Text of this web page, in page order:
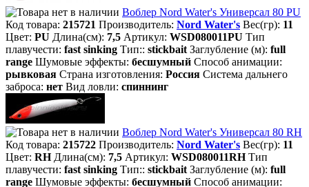
Воблер Nord Water's Универсал 80 PU
Код товара: 215721 Производитель: Nord Water's Вес(гр): 11
Цвет: PU Длина(см): 7,5 Артикул: WSD080011PU Тип
плавучести: fast sinking Тип:: stickbait Заглубление (м): full
range Шумовые эффекты: бесшумный Способ анимации:
рывковая Страна изготовления: Россия Система дальнего
заброса: нет Вид ловли: спиннинг
Воблер Nord Water's Универсал 80 RH
Код товара: 215722 Производитель: Nord Water's Вес(гр): 11
Цвет: RH Длина(см): 7,5 Артикул: WSD080011RH Тип
плавучести: fast sinking Тип:: stickbait Заглубление (м): full
range Шумовые эффекты: бесшумный Способ анимации: